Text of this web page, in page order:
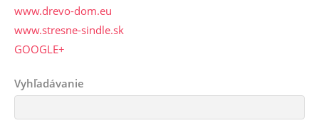
www.drevo-dom.eu
www.stresne-sindle.sk
GOOGLE+
Vyhľadávanie